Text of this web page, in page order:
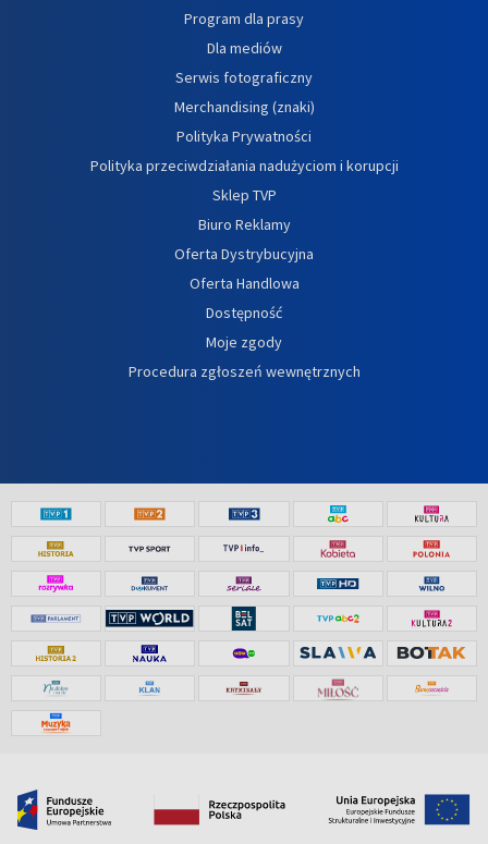
Program dla prasy
Dla mediów
Serwis fotograficzny
Merchandising (znaki)
Polityka Prywatności
Polityka przeciwdziałania nadużyciom i korupcji
Sklep TVP
Biuro Reklamy
Oferta Dystrybucyjna
Oferta Handlowa
Dostępność
Moje zgody
Procedura zgłoszeń wewnętrznych